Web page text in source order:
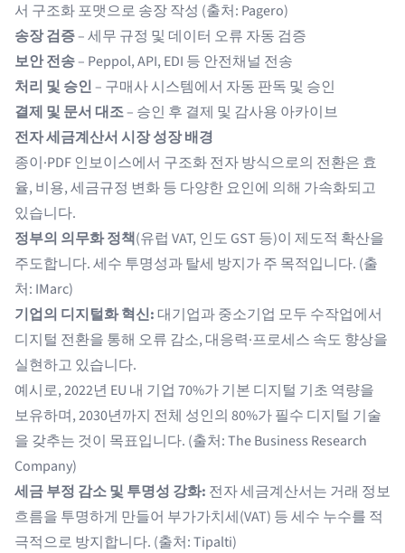
서 구조화 포맷으로 송장 작성 (출처: Pagero)
송장 검증– 세무 규정 및 데이터 오류 자동 검증
보안 전송– Peppol, API, EDI 등 안전채널 전송
처리 및 승인– 구매사 시스템에서 자동 판독 및 승인
결제 및 문서 대조– 승인 후 결제 및 감사용 아카이브
전자 세금계산서 시장 성장 배경
종이·PDF 인보이스에서 구조화 전자 방식으로의 전환은 효
율, 비용, 세금규정 변화 등 다양한 요인에 의해 가속화되고
있습니다.
정부의 의무화 정책(유럽 VAT, 인도 GST 등)이 제도적 확산을
주도합니다. 세수 투명성과 탈세 방지가 주 목적입니다. (출
처: IMarc)
기업의 디지털화 혁신:대기업과 중소기업 모두 수작업에서
디지털 전환을 통해 오류 감소, 대응력·프로세스 속도 향상을
실현하고 있습니다.
예시로, 2022년 EU 내 기업 70%가 기본 디지털 기초 역량을
보유하며, 2030년까지 전체 성인의 80%가 필수 디지털 기술
을 갖추는 것이 목표입니다. (출처:The Business Research
Company)
세금 부정 감소 및 투명성 강화: 전자 세금계산서는 거래 정보
흐름을 투명하게 만들어 부가가치세(VAT) 등 세수 누수를 적
극적으로 방지합니다. (출처:Tipalti)